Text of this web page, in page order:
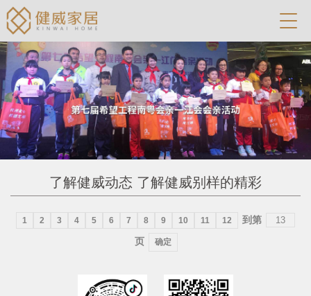
了解健威动态 了解健威别样的精彩
1 2 3 4 5 6 7 8 9 10 11 12
到第
页
确定